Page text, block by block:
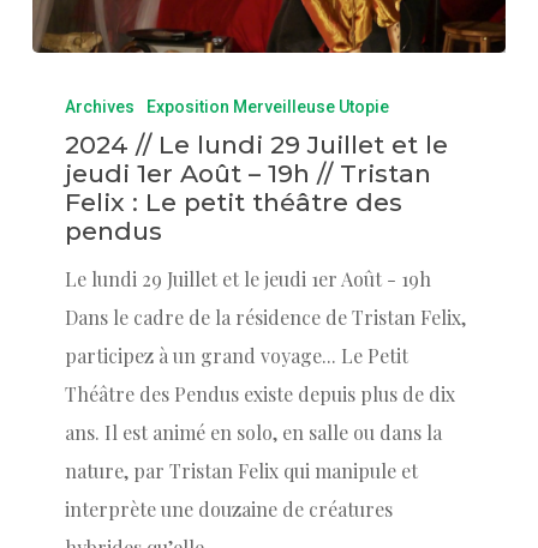
Archives Exposition Merveilleuse Utopie
2024 // Le lundi 29 Juillet et le
jeudi 1er Août – 19h // Tristan
Felix : Le petit théâtre des
pendus
Le lundi 29 Juillet et le jeudi 1er Août - 19h
Dans le cadre de la résidence de Tristan Felix,
participez à un grand voyage... Le Petit
Théâtre des Pendus existe depuis plus de dix
ans. Il est animé en solo, en salle ou dans la
nature, par Tristan Felix qui manipule et
interprète une douzaine de créatures